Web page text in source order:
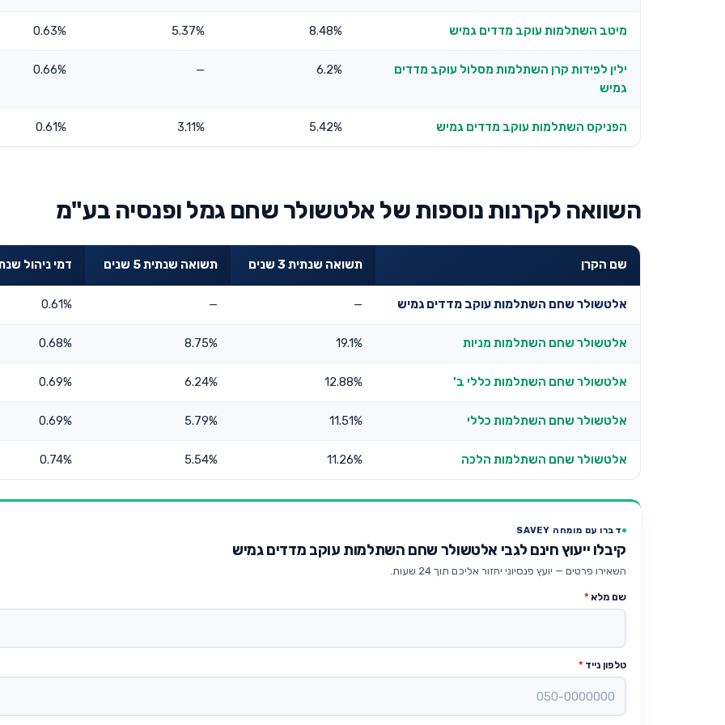
מיטב השתלמות עוקב מדדים גמיש 8.48%
5.37%
0.63%
ילין לפידות קרן השתלמות מסלול עוקב מדדים
גמיש
6.2%
—
0.66%
הפניקס השתלמות עוקב מדדים גמיש 5.42%
3.11%
0.61%
השוואה לקרנות נוספות של אלטשולר שחם גמל ופנסיה בע"מ
שם הקרן תשואה שנתית 3 שנים תשואה שנתית 5 שנים דמי ניהול
אלטשולר שחם השתלמות עוקב מדדים גמיש —
—
0.61%
אלטשולר שחם השתלמות מניות 19.1%
8.75%
0.68%
אלטשולר שחם השתלמות כללי ב' 12.88%
6.24%
0.69%
אלטשולר שחם השתלמות כללי 11.51%
5.79%
0.69%
אלטשולר שחם השתלמות הלכה 11.26%
5.54%
0.74%
דברו עם מומחה SAVEY
קיבלו ייעוץ חינם לגבי אלטשולר שחם השתלמות עוקב מדדים גמיש
השאירו פרטים — יועץ פנסיוני יחזור אליכם תוך 24 שעות.
שם מלא *
טלפון נייד *